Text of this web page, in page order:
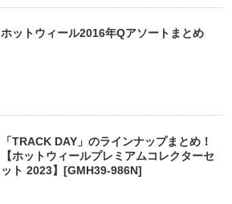
ホットウィール2016年Qアソートまとめ
「TRACK DAY」のラインナップまとめ！
【ホットウィールプレミアムコレクターセ
ット 2023】[GMH39-986N]